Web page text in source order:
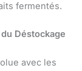
fermentés.
Déstockage
avec les